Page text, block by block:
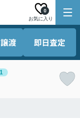
お気に入り
0
渡 即日査定